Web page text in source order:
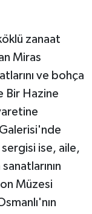
zanaat
Miras
ve bohça
Bir Hazine
ise, aile,
Müzesi